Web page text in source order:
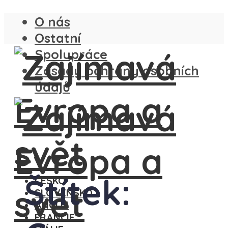
O nás
Ostatní
Spolupráce
Zásady ochrany osobních
údajů
ČESKO
SLOVENSKO
ANGLIE
FRANCIE
Štítek: